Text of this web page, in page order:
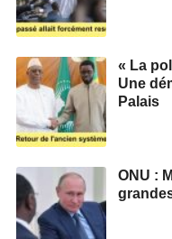
« La
Une
Palais
ONU :